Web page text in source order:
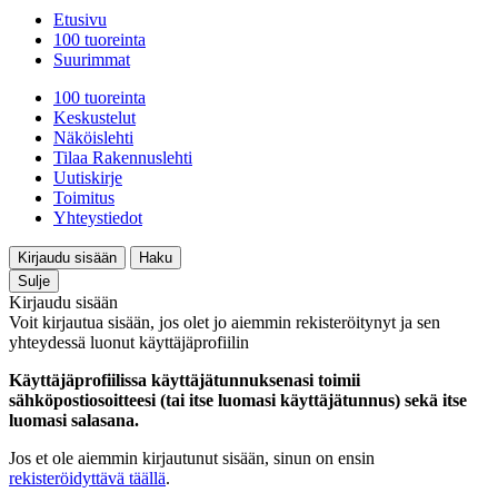
Etusivu
100 tuoreinta
Suurimmat
100 tuoreinta
Keskustelut
Näköislehti
Tilaa Rakennuslehti
Uutiskirje
Toimitus
Yhteystiedot
Kirjaudu sisään
Haku
Sulje
Kirjaudu sisään
Voit kirjautua sisään, jos olet jo aiemmin rekisteröitynyt ja sen
yhteydessä luonut käyttäjäprofiilin
Käyttäjäprofiilissa käyttäjätunnuksenasi toimii
sähköpostiosoitteesi (tai itse luomasi käyttäjätunnus) sekä itse
luomasi salasana.
Jos et ole aiemmin kirjautunut sisään, sinun on ensin
rekisteröidyttävä täällä.